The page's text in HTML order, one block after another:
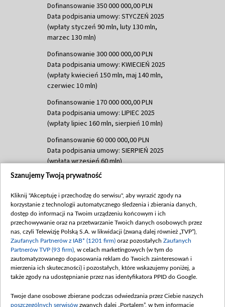
Dofinansowanie 350 000 000,00 PLN
Data podpisania umowy: STYCZEŃ 2025
(wpłaty styczeń 90 mln, luty 130 mln,
marzec 130 mln)
Dofinansowanie 300 000 000,00 PLN
Data podpisania umowy: KWIECIEŃ 2025
(wpłaty kwiecień 150 mln, maj 140 mln,
czerwiec 10 mln)
Dofinansowanie 170 000 000,00 PLN
Data podpisania umowy: LIPIEC 2025
(wpłaty lipiec 160 mln, sierpień 10 mln)
Dofinansowanie 60 000 000,00 PLN
Data podpisania umowy: SIERPIEŃ 2025
(wpłata wrzesień 60 mln)
Dofinansowanie 635 783 051,21 PLN
(wpłata wrzesień 100 mln, październik 350
mln, listopad 265 mln)
Dofinansowanie 48 862 000,00 PLN
Data podpisania umowy: GRUDZIEŃ 2025
(wpłata grudzień 60,548 mln)
Dofinansowanie 900 000 000,00 PLN
Data podpisania umowy: LUTY 2026 (wpłata
kwiecień 180 mln, 7 maja 180 mln, 8
Szanujemy Twoją prywatność
Kliknij "Akceptuję i przechodzę do serwisu", aby wyrazić zgody na
korzystanie z technologii automatycznego śledzenia i zbierania danych,
dostęp do informacji na Twoim urządzeniu końcowym i ich
przechowywanie oraz na przetwarzanie Twoich danych osobowych przez
nas, czyli Telewizję Polską S.A. w likwidacji (zwaną dalej również „TVP”),
Zaufanych Partnerów z IAB* (1201 firm) oraz pozostałych Zaufanych
Partnerów TVP (93 firm) , w celach marketingowych (w tym do
zautomatyzowanego dopasowania reklam do Twoich zainteresowań i
mierzenia ich skuteczności) i pozostałych, które wskazujemy poniżej, a
także zgody na udostępnianie przez nas identyfikatora PPID do Google.
Twoje dane osobowe zbierane podczas odwiedzania przez Ciebie naszych
poszczególnych serwisów zwanych dalej „Portalem”, w tym informacje